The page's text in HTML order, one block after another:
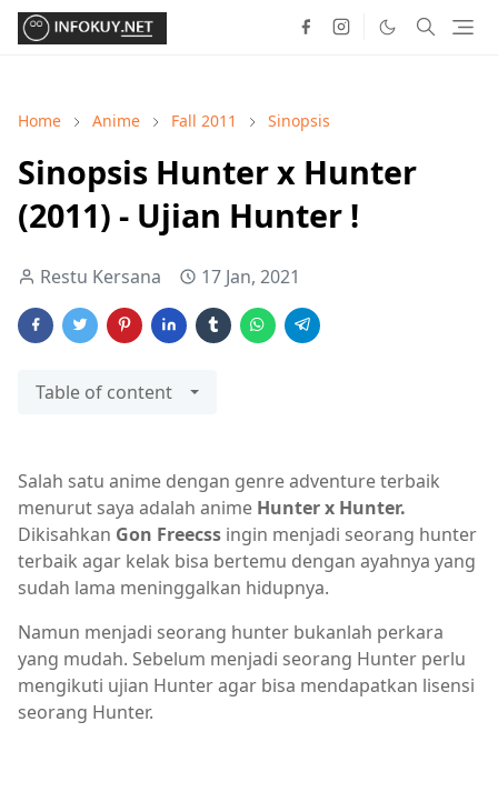
Home Anime Fall 2011 Sinopsis
Sinopsis Hunter x Hunter
(2011) - Ujian Hunter !
Restu Kersana 17 Jan, 2021
Table of content
Salah satu anime dengan genre adventure terbaik
menurut saya adalah anime Hunter x Hunter.
Dikisahkan Gon Freecss ingin menjadi seorang hunter
terbaik agar kelak bisa bertemu dengan ayahnya yang
sudah lama meninggalkan hidupnya.
Namun menjadi seorang hunter bukanlah perkara
yang mudah. Sebelum menjadi seorang Hunter perlu
mengikuti ujian Hunter agar bisa mendapatkan lisensi
seorang Hunter.